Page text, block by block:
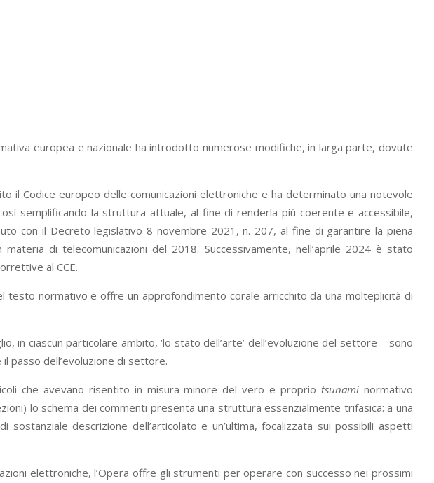
europea e nazionale ha introdotto numerose modifiche, in larga parte, dovute
Codice europeo delle comunicazioni elettroniche e ha determinato una notevole
semplificando la struttura attuale, al fine di renderla più coerente e accessibile,
con il Decreto legislativo 8 novembre 2021, n. 207, al fine di garantire la piena
di telecomunicazioni del 2018. Successivamente, nell’aprile 2024 è stato
al CCE.
normativo e offre un approfondimento corale arricchito da una molteplicità di
in ciascun particolare ambito, ‘lo stato dell’arte’ dell’evoluzione del settore – sono
passo dell’evoluzione di settore.
che avevano risentito in misura minore del vero e propriotsunaminormativo
lo schema dei commenti presenta una struttura essenzialmente trifasica: a una
descrizione dell’articolato e un’ultima, focalizzata sui possibili aspetti
elettroniche, l’Opera offre gli strumenti per operare con successo nei prossimi